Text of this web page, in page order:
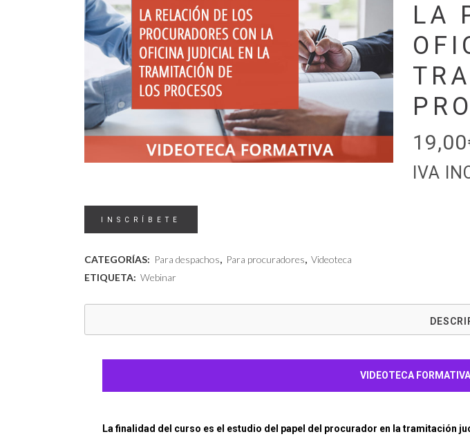
LA
19,00
IVA
Videoteca
La
INSCRÍBETE
CATEGORÍAS: Para despachos, Para procuradores, Videoteca
ETIQUETA: Webinar
VIDEOTECA
La finalidad del curso es el estudio del papel del procurador en la tramitación